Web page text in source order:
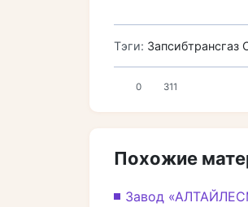
Тэги: Запсибтрансгаз
0 311
Похожие
Завод